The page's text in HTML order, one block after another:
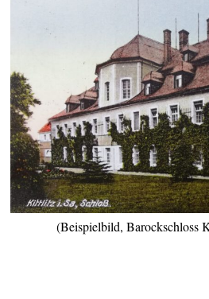
(Beispielbild, Barockschloss